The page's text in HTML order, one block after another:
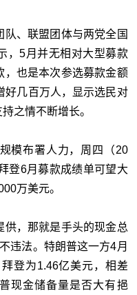
、联盟团体与两党全国
，5月并无相对大型募款
，也是本次参选募款金额
好几百万人，显示选民对
之情不断增长。
模布署人力，周四（20
登6月募款成绩单可望大
万美元。
供，那就是手头的现金总
违法。特朗普这一方4月
登为1.46亿美元，相差
现金储备量是否大有挹